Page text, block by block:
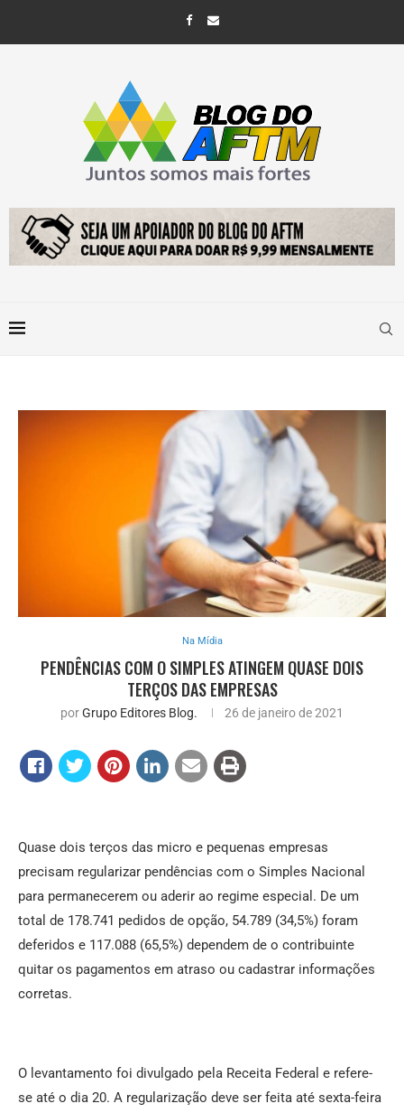
Na Mídia
PENDÊNCIAS COM O SIMPLES ATINGEM QUASE DOIS
TERÇOS DAS EMPRESAS
porGrupo Editores Blog. 26 de janeiro de 2021
Quase dois terços das micro e pequenas empresas
precisam regularizar pendências com o Simples Nacional
para permanecerem ou aderir ao regime especial. De um
total de 178.741 pedidos de opção, 54.789 (34,5%) foram
deferidos e 117.088 (65,5%) dependem de o contribuinte
quitar os pagamentos em atraso ou cadastrar informações
corretas.
O levantamento foi divulgado pela Receita Federal e refere-
se até o dia 20. A regularização deve ser feita até sexta-feira